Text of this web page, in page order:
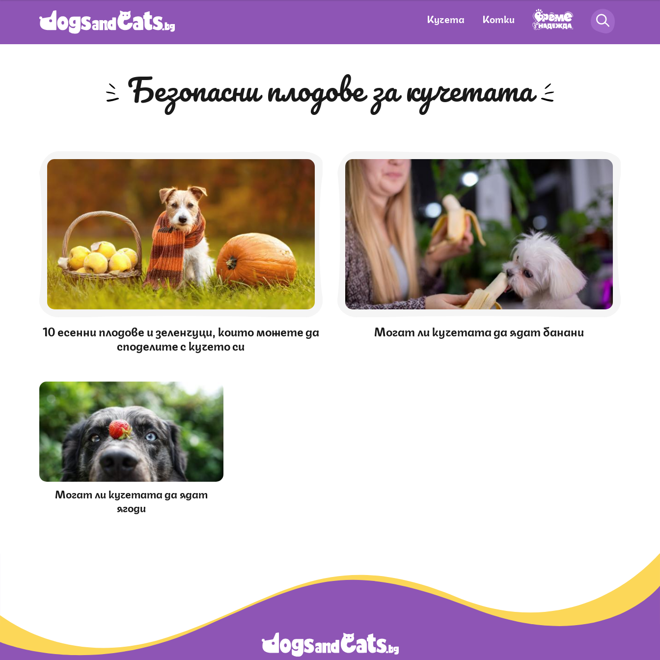
Кучета Котки
безопасни плодове за кучетата
10 eсенни плодове и зеленчуци, които можете да
споделите с кучето си
Могат ли кучетата да ядат банани
Могат ли кучетата да ядат
ягоди